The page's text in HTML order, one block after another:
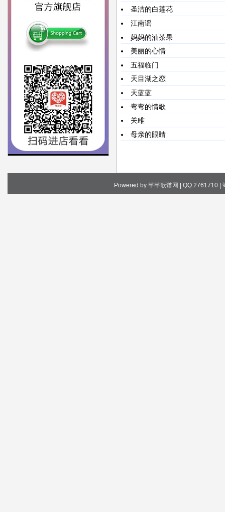
圣洁的白莲花
江南谣
妈妈的油茶果
美丽的心情
五福临门
天目湖之恋
天蓝蓝
弯弯的情歌
关雎
母亲的眼睛
Powered by 芊芊歌谱网 | QQ:2761710 |